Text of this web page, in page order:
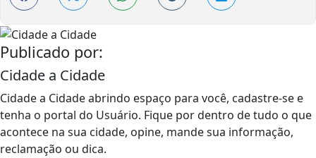
Publicado por:
Cidade a Cidade
Cidade a Cidade abrindo espaço para você, cadastre-se e
tenha o portal do Usuário. Fique por dentro de tudo o que
acontece na sua cidade, opine, mande sua informação,
reclamação ou dica.